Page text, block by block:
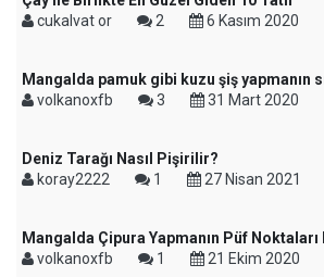
cukalvat or
2 6 Kasım 2020
Mangalda pamuk gibi kuzu şiş yapmanın
volkanoxfb
3 31 Mart 2020
Deniz Tarağı Nasıl Pişirilir?
koray2222
1 27 Nisan 2021
Mangalda Çipura Yapmanın Püf
volkanoxfb
1 21 Ekim 2020